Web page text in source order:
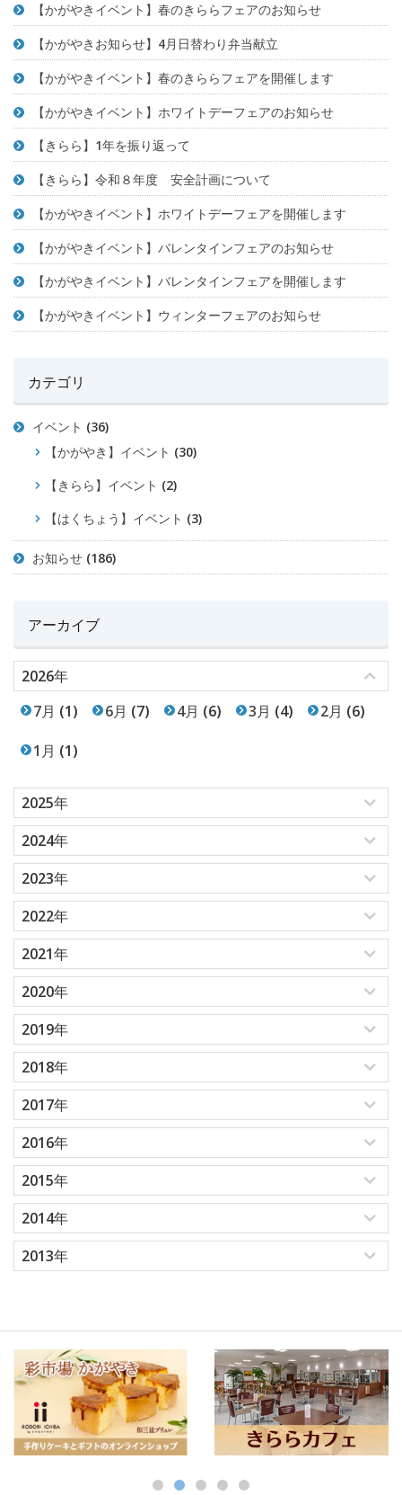
【かがやきイベント】春のきららフェアのお知らせ
【かがやきお知らせ】4月日替わり弁当献立
【かがやきイベント】春のきららフェアを開催します
【かがやきイベント】ホワイトデーフェアのお知らせ
【きらら】1年を振り返って
【きらら】令和８年度 安全計画について
【かがやきイベント】ホワイトデーフェアを開催します
【かがやきイベント】バレンタインフェアのお知らせ
【かがやきイベント】バレンタインフェアを開催します
【かがやきイベント】ウィンターフェアのお知らせ
カテゴリ
イベント (36)
【かがやき】イベント (30)
【きらら】イベント (2)
【はくちょう】イベント (3)
お知らせ (186)
アーカイブ
2026年
7月 (1) 6月 (7) 4月 (6) 3月 (4) 2月 (6)
1月 (1)
2025年
2024年
2023年
2022年
2021年
2020年
2019年
2018年
2017年
2016年
2015年
2014年
2013年